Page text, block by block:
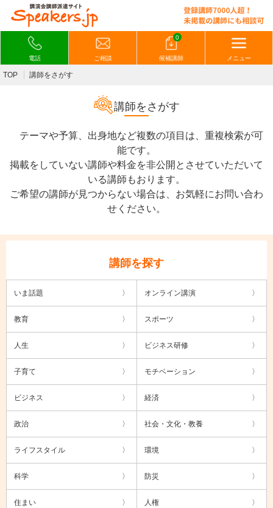
電話 ご相談
0
候補講師 メニュー
TOP 講師をさがす
講師をさがす
テーマや予算、出身地など複数の項目は、重複検索が可
能です。
掲載をしていない講師や料金を非公開とさせていただいて
いる講師もおります。
ご希望の講師が見つからない場合は、お気軽にお問い合わ
せください。
講師を探す
いま話題 オンライン講演
教育 スポーツ
人生 ビジネス研修
子育て モチベーション
ビジネス 経済
政治 社会・文化・教養
ライフスタイル 環境
科学 防災
住まい 人権